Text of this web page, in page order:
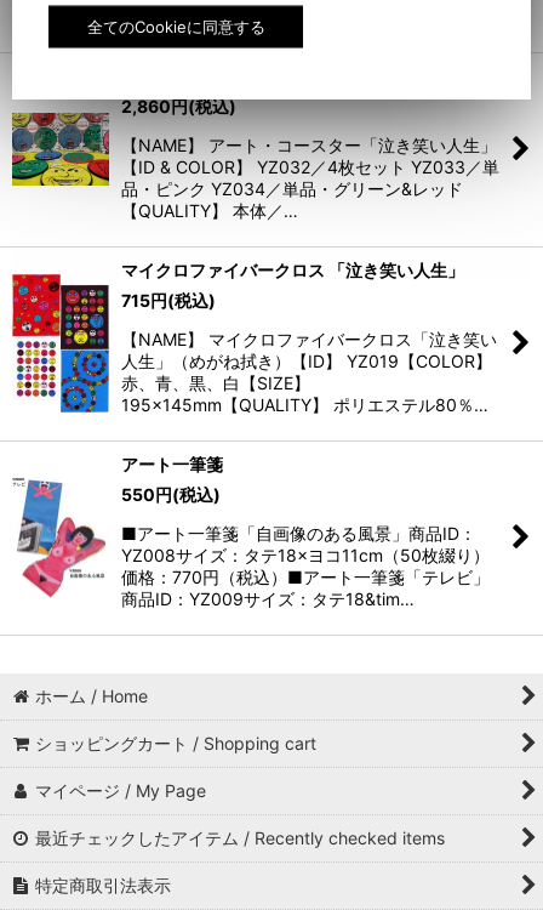
材：ポリエステル / PP種類…
2,860円(税込)
【NAME】 アート・コースター「泣き笑い人生」
【ID & COLOR】 YZ032／4枚セット YZ033／単
品・ピンク YZ034／単品・グリーン&レッド
【QUALITY】 本体／…
マイクロファイバークロス 「泣き笑い人生」
715円(税込)
【NAME】 マイクロファイバークロス「泣き笑い
人生」（めがね拭き）【ID】 YZ019【COLOR】
赤、青、黒、白【SIZE】
195×145mm【QUALITY】 ポリエステル80％…
アート一筆箋
550円(税込)
■アート一筆箋「自画像のある風景」商品ID：
YZ008サイズ：タテ18×ヨコ11cm（50枚綴り）
価格：770円（税込）■アート一筆箋「テレビ」
商品ID：YZ009サイズ：タテ18&tim…
ホーム / Home
ショッピングカート / Shopping cart
マイページ / My Page
最近チェックしたアイテム / Recently checked items
特定商取引法表示